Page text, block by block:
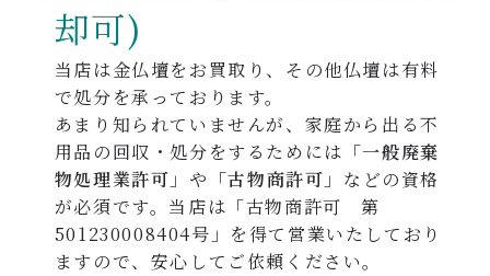
却可)
当店は金仏壇をお買取り、その他仏壇は有料
で処分を承っております。
あまり知られていませんが、家庭から出る不
用品の回収・処分をするためには 「一般廃棄
物処理業許可」 や 「古物商許可」 などの資格
が必須です。当店は「古物商許可 第
501230008404号」を得て営業いたしており
ますので、安心してご依頼ください。